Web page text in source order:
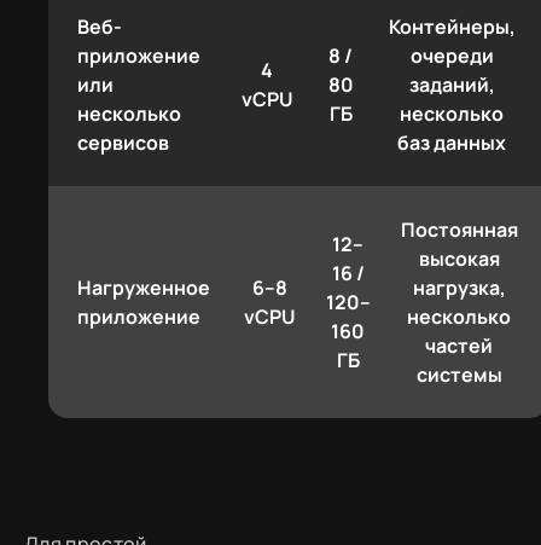
Веб-
приложение
или
несколько
сервисов
4
vCPU
8 /
80
ГБ
Контейнеры,
очереди
заданий,
несколько
баз данных
Нагруженное
приложение
6–8
vCPU
12–
16 /
120–
160
ГБ
Постоянная
высокая
нагрузка,
несколько
частей
системы